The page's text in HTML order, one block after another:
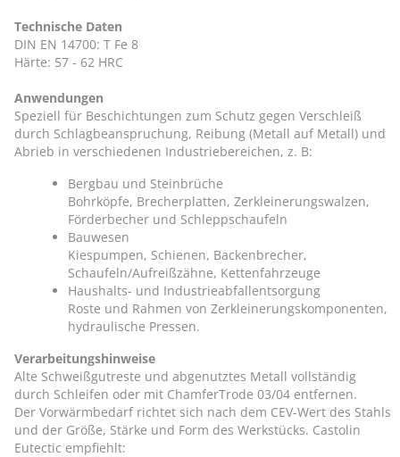
Technische Daten
DIN EN 14700: T Fe 8
Härte: 57 - 62 HRC
Anwendungen
Speziell für Beschichtungen zum Schutz gegen Verschleiß
durch Schlagbeanspruchung, Reibung (Metall auf Metall) und
Abrieb in verschiedenen Industriebereichen, z. B:
Bergbau und Steinbrüche
Bohrköpfe, Brecherplatten, Zerkleinerungswalzen,
Förderbecher und Schleppschaufeln
Bauwesen
Kiespumpen, Schienen, Backenbrecher,
Schaufeln/Aufreißzähne, Kettenfahrzeuge
Haushalts- und Industrieabfallentsorgung
Roste und Rahmen von Zerkleinerungskomponenten,
hydraulische Pressen.
Verarbeitungshinweise
Alte Schweißgutreste und abgenutztes Metall vollständig
durch Schleifen oder mit ChamferTrode 03/04 entfernen.
Der Vorwärmbedarf richtet sich nach dem CEV-Wert des Stahls
und der Größe, Stärke und Form des Werkstücks. Castolin
Eutectic empfiehlt: